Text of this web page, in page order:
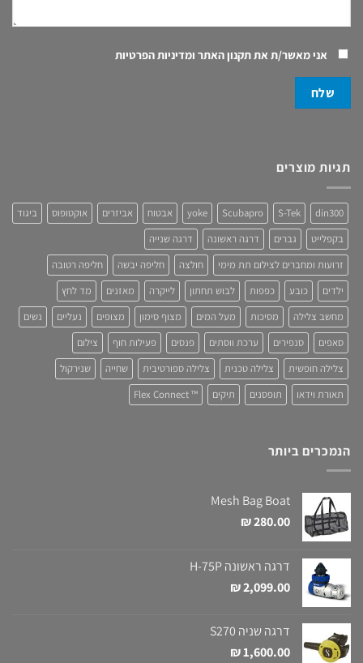
אני מאשר/ת אתתקנון האתר ומדיניות הפרטיות
תגיות מוצרים
din300
S-Tek
Scubapro
yoke אבטוח אביזרים אוקטופוס
ביגוד
בקפלייט
גברים דרגה ראשונה
דרגה שנייה
זרועות ומחברים לצילום תת מימי
חולצה חליפה יבשה
חליפה רטובה
ילדים
כובע כפפות לבוש תחתון לייקרה מאזנים
מד לחץ
מחשב צלילה
מסיכות מעל המים מצוף סימון מצופים נעליים
נשים
סאפים
סנפירים ערכת ווסתים פנסים פעילות חוף
צילום
צלילה חופשית
צלילה טכנית צלילה ספורטיבית שחייה
שנירקול
תאורת וידאו
תופסנים תיקים ™ Flex Connect
הנמכרים ביותר
Mesh Bag Boat
₪280.00
דרגה ראשונה H-75P
₪2,099.00
דרגה שניה S270
₪1,600.00